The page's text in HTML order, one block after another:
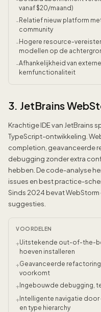
vanaf $20/maand)
- Relatief nieuw platform
community
- Hogere resource-
modellen op de
-Afhankelijkheid van
kernfunctionaliteit
3. JetBrains
Krachtige IDE van JetBrains
TypeScript-ontwikkeling.
completion, geavanceerde
debugging zonder extra
hebben. De code-analyse
issues en best practice-
Sinds 2024 bevat
suggesties.
VOORDELEN
+Uitstekende out-of-the-
hoeven installeren
+Geavanceerde
voorkomt
+ Ingebouwde debugging,
+ Intelligente navigatie
en type hierarchy